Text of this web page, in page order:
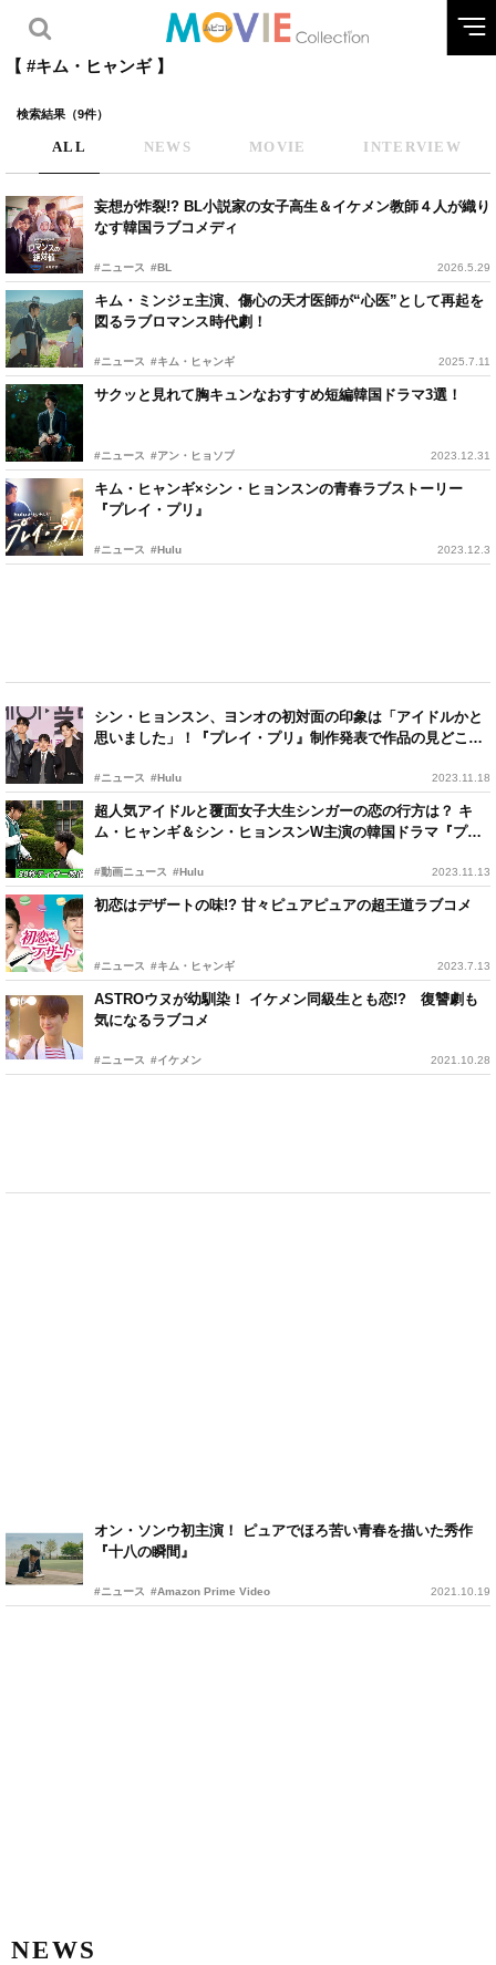
【 #キム・ヒャンギ 】
検索結果（9件）
ALL NEWS MOVIE INTERVIEW
妄想が炸裂!? BL小説家の女子高生＆イケメン教師４人が織り
なす韓国ラブコメディ
#ニュース #BL 2026.5.29
キム・ミンジェ主演、傷心の天才医師が“心医”として再起を
図るラブロマンス時代劇！
#ニュース #キム・ヒャンギ 2025.7.11
サクッと見れて胸キュンなおすすめ短編韓国ドラマ3選！
#ニュース #アン・ヒョソプ 2023.12.31
キム・ヒャンギ×シン・ヒョンスンの青春ラブストーリー
『プレイ・プリ』
#ニュース #Hulu 2023.12.3
シン・ヒョンスン、ヨンオの初対面の印象は「アイドルかと
思いました」！『プレイ・プリ』制作発表で作品の見どころ
#ニュース #Hulu 2023.11.18
超人気アイドルと覆面女子大生シンガーの恋の行方は？ キ
ム・ヒャンギ＆シン・ヒョンスンW主演の韓国ドラマ『プレ
#動画ニュース #Hulu 2023.11.13
初恋はデザートの味!? 甘々ピュアピュアの超王道ラブコメ
#ニュース #キム・ヒャンギ 2023.7.13
ASTROウヌが幼馴染！ イケメン同級生とも恋!? 復讐劇も
気になるラブコメ
#ニュース #イケメン 2021.10.28
オン・ソンウ初主演！ ピュアでほろ苦い青春を描いた秀作
『十八の瞬間』
#ニュース #Amazon Prime Video 2021.10.19
NEWS